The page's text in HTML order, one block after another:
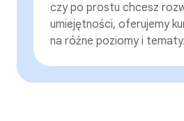
czy po prostu chcesz
umiejętności, oferujemy
na różne poziomy i tematy.